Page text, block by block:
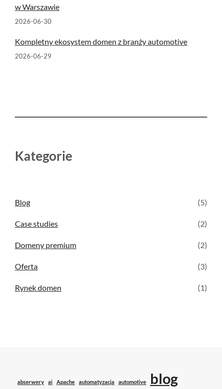
w Warszawie
2026-06-30
Kompletny ekosystem domen z branży automotive
2026-06-29
Kategorie
Blog (5)
Case studies (2)
Domeny premium (2)
Oferta (3)
Rynek domen (1)
abserwery ai Apache automatyzacja automotive blog